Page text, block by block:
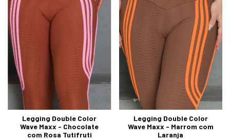
Legging Double Color
Wave Maxx - Chocolate
com Rosa Tutifruti
Legging Double Color
Wave Maxx - Marrom com
Laranja